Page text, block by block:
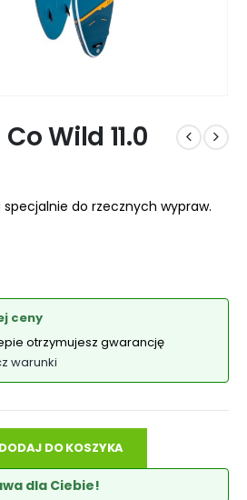
Wild 11.0
do rzecznych wypraw.
ceny
otrzymujesz gwarancję
warunki
DODAJ DO KOSZYKA
dla Ciebie!